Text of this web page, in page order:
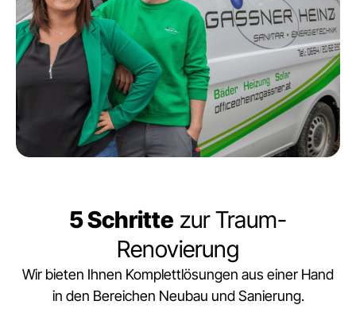
5 Schritte zur Traum-
Renovierung
Wir bieten Ihnen Komplettlösungen aus einer Hand
in den Bereichen Neubau und Sanierung.